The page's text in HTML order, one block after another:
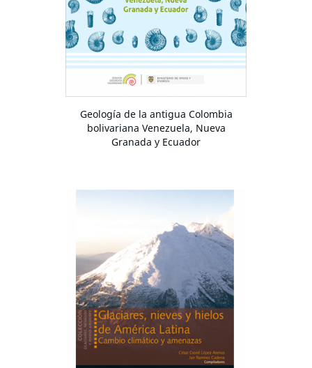
Geología de la antigua Colombia
bolivariana Venezuela, Nueva
Granada y Ecuador